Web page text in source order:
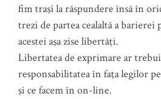
fim traşi la răspundere însă în
trezi de partea cealaltă a barierei
acestei aşa zise libertăţi.
Libertatea de exprimare ar trebui
responsabilitatea în faţa legilor
şi ce facem în on-line.